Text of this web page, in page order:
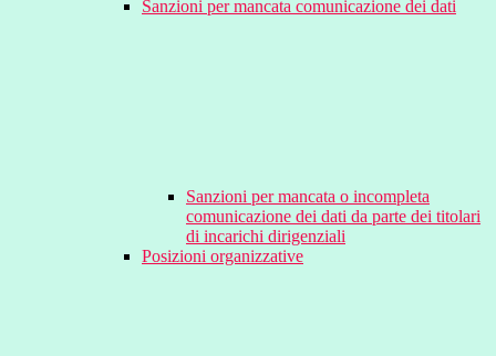
Sanzioni per mancata comunicazione dei dati
Sanzioni per mancata o incompleta
comunicazione dei dati da parte dei titolari
di incarichi dirigenziali
Posizioni organizzative